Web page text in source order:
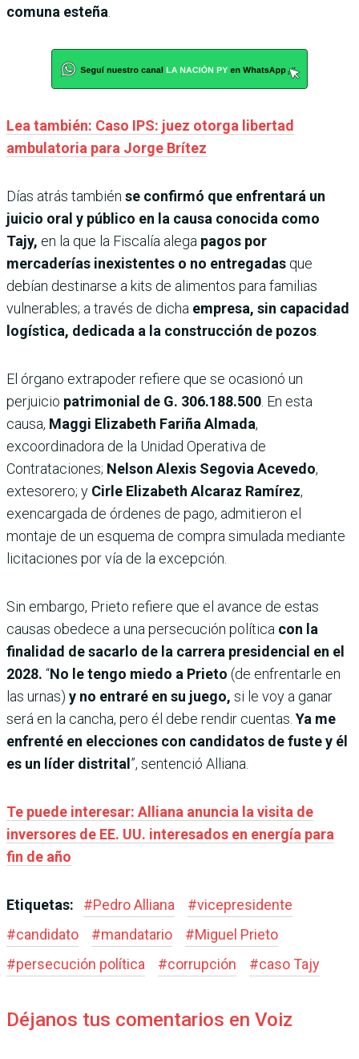
comuna esteña
Lea también: Caso IPS: juez otorga libertad
ambulatoria para Jorge Brítez
Días atrás también se confirmó que enfrentará un
juicio oral y público en la causa conocida como
Tajy, en la que la Fiscalía alega pagos por
mercaderías inexistentes o no entregadas que
debían destinarse a kits de alimentos para familias
vulnerables; a través de dicha empresa, sin capacidad
logística, dedicada a la construcción de pozos
El órgano extrapoder refiere que se ocasionó un
perjuicio patrimonial de G. 306.188.500 . En esta
causa, Maggi Elizabeth Fariña Almada,
excoordinadora de la Unidad Operativa de
Contrataciones; Nelson Alexis Segovia Acevedo,
extesorero; y Cirle Elizabeth Alcaraz Ramírez,
exencargada de órdenes de pago, admitieron el
montaje de un esquema de compra simulada mediante
licitaciones por vía de la excepción.
Sin embargo, Prieto refiere que el avance de estas
causas obedece a una persecución política con la
finalidad de sacarlo de la carrera presidencial en el
2028. “No le tengo miedo a Prieto (de enfrentarle en
las urnas) y no entraré en su juego, si le voy a ganar
será en la cancha, pero él debe rendir cuentas. Ya me
enfrenté en elecciones con candidatos de fuste y él
es un líder distrital ”, sentenció Alliana.
Te puede interesar: Alliana anuncia la visita de
inversores de EE. UU. interesados en energía para
fin de año
Etiquetas: #Pedro Alliana #vicepresidente
#candidato #mandatario #Miguel Prieto
#persecución política #corrupción #caso Tajy
Déjanos tus comentarios en Voiz